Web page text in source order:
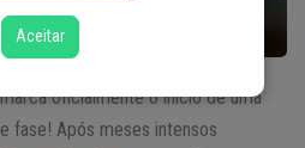
oficialmente o início de uma
fase! Após meses intensos
Aceitar